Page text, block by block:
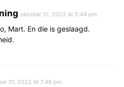
oktober 31, 2022 At 5:44 pm
Mart. En die is geslaagd.
31, 2022 At 7:48 pm